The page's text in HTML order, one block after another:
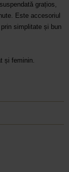
grațios,
Este accesoriul
simplitate și bun
și feminin.